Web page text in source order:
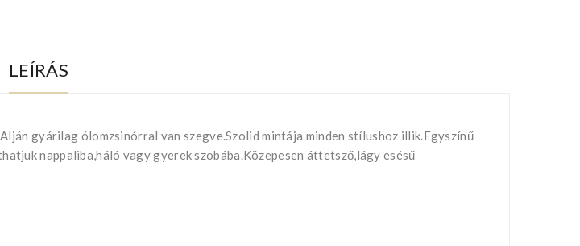
LEÍRÁS
gyárilag ólomzsinórral van szegve.Szolid mintája minden stílushoz illik.Egyszínű
nappaliba,háló vagy gyerek szobába.Közepesen áttetsző,lágy esésű